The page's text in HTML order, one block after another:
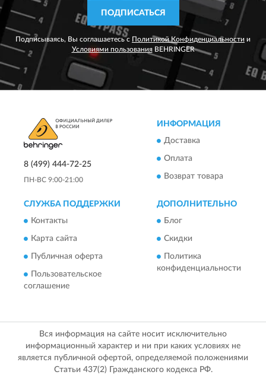
ПОДПИСАТЬСЯ
Подписываясь, Вы соглашаетесь с Политикой Конфиденциальности и
Условиями пользованияBEHRINGER
8 (499) 444-72-25
ПН-ВС 9:00-21:00
ИНФОРМАЦИЯ
Доставка
Оплата
Возврат товара
СЛУЖБА ПОДДЕРЖКИ
Контакты
Карта сайта
Публичная оферта
Пользовательское
соглашение
ДОПОЛНИТЕЛЬНО
Блог
Скидки
Политика
конфиденциальности
Вся информация на сайте носит исключительно
информационный характер и ни при каких условиях не
является публичной офертой, определяемой положениями
Статьи 437(2) Гражданского кодекса РФ.